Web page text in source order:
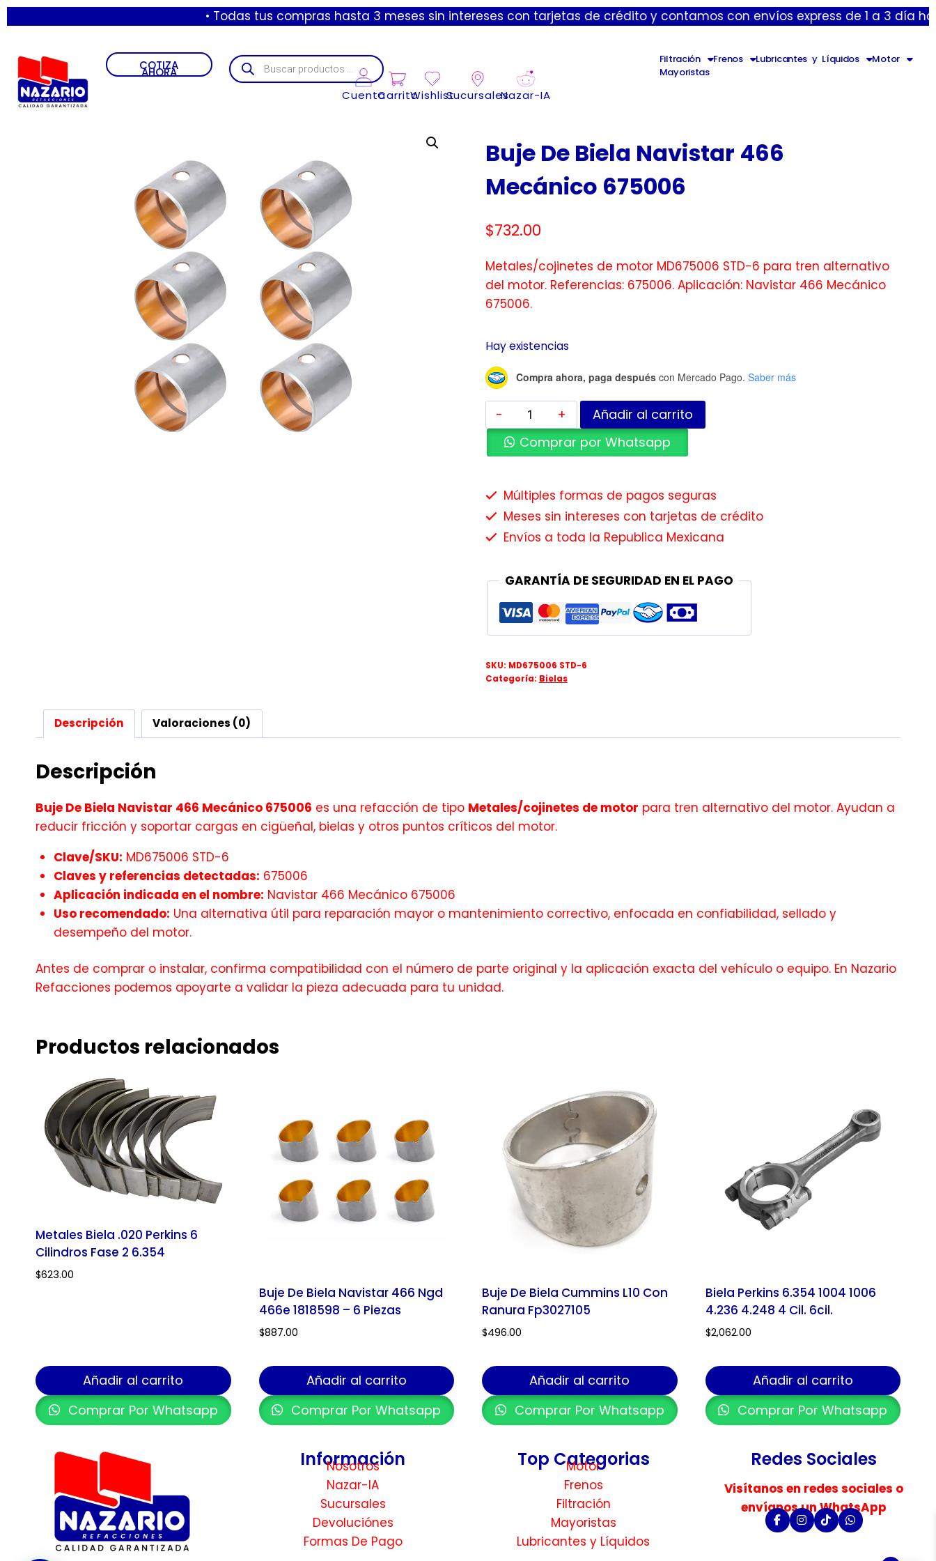
• Todas tus compras hasta 3 meses sin intereses con tarjetas de crédito y contamos con envíos express de 1 a 3 día hábiles y
COTIZA
AHORA
CuentaCarritoWishlistSucursalesNazar-IA
Filtración Frenos Lubricantes y Líquidos
Motor
Mayoristas
Buje De Biela Navistar 466
Mecánico 675006
$732.00
Metales/cojinetes de motor MD675006 STD-6 para tren alternativo
del motor. Referencias: 675006. Aplicación: Navistar 466 Mecánico
675006.
Hay existencias
Compra ahora, paga despuéscon Mercado Pago. Saber más
Añadir al carrito
Comprar por Whatsapp
Múltiples formas de pagos seguras
Meses sin intereses con tarjetas de crédito
Envíos a toda la Republica Mexicana
GARANTÍA DE SEGURIDAD EN EL PAGO
SKU: MD675006 STD-6
Categoría: Bielas
Descripción Valoraciones (0)
Descripción
Buje De Biela Navistar 466 Mecánico 675006 es una refacción de tipo Metales/cojinetes de motor para tren alternativo del motor. Ayudan a
reducir fricción y soportar cargas en cigüeñal, bielas y otros puntos críticos del motor.
Clave/SKU: MD675006 STD-6
Claves y referencias detectadas: 675006
Aplicación indicada en el nombre: Navistar 466 Mecánico 675006
Uso recomendado: Una alternativa útil para reparación mayor o mantenimiento correctivo, enfocada en confiabilidad, sellado y
desempeño del motor.
Antes de comprar o instalar, confirma compatibilidad con el número de parte original y la aplicación exacta del vehículo o equipo. En Nazario
Refacciones podemos apoyarte a validar la pieza adecuada para tu unidad.
Productos relacionados
Metales Biela .020 Perkins 6
Cilindros Fase 2 6.354
$623.00
Añadir al carrito
Comprar Por Whatsapp
Buje De Biela Navistar 466 Ngd
466e 1818598 – 6 Piezas
$887.00
Añadir al carrito
Comprar Por Whatsapp
Buje De Biela Cummins L10 Con
Ranura Fp3027105
$496.00
Añadir al carrito
Comprar Por Whatsapp
Biela Perkins 6.354 1004 1006
4.236 4.248 4 Cil. 6cil.
$2,062.00
Añadir al carrito
Comprar Por Whatsapp
Información
Nosotros
Nazar-IA
Sucursales
Devoluciónes
Formas De Pago
Top Categorias
Motor
Frenos
Filtración
Mayoristas
Lubricantes y Líquidos
Redes Sociales
Visítanos en redes sociales o
envíanos un WhatsApp